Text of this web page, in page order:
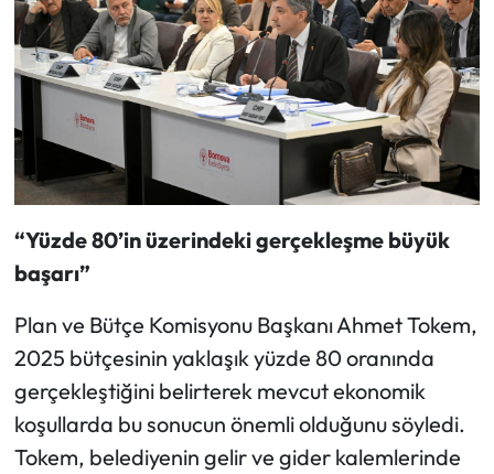
“Yüzde 80’in üzerindeki gerçekleşme büyük
başarı”
Plan ve Bütçe Komisyonu Başkanı Ahmet Tokem,
2025 bütçesinin yaklaşık yüzde 80 oranında
gerçekleştiğini belirterek mevcut ekonomik
koşullarda bu sonucun önemli olduğunu söyledi.
Tokem, belediyenin gelir ve gider kalemlerinde